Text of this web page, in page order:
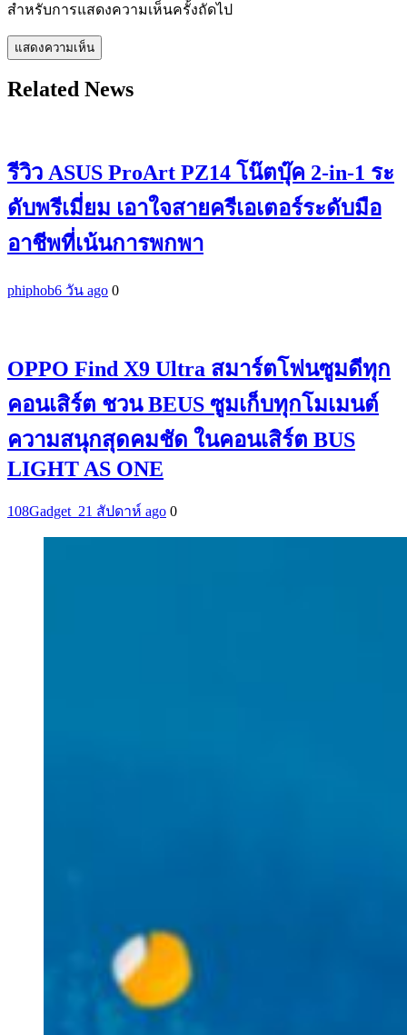
สำหรับการแสดงความเห็นครั้งถัดไป
Related News
รีวิว ASUS ProArt PZ14 โน๊ตบุ๊ค 2-in-1 ระ
ดับพรีเมี่ยม เอาใจสายครีเอเตอร์ระดับมือ
อาชีพที่เน้นการพกพา
phiphob6 วัน ago 0
OPPO Find X9 Ultra สมาร์ตโฟนซูมดีทุก
คอนเสิร์ต ชวน BEUS ซูมเก็บทุกโมเมนต์
ความสนุกสุดคมชัด ในคอนเสิร์ต BUS
LIGHT AS ONE
108Gadget_21 สัปดาห์ ago 0